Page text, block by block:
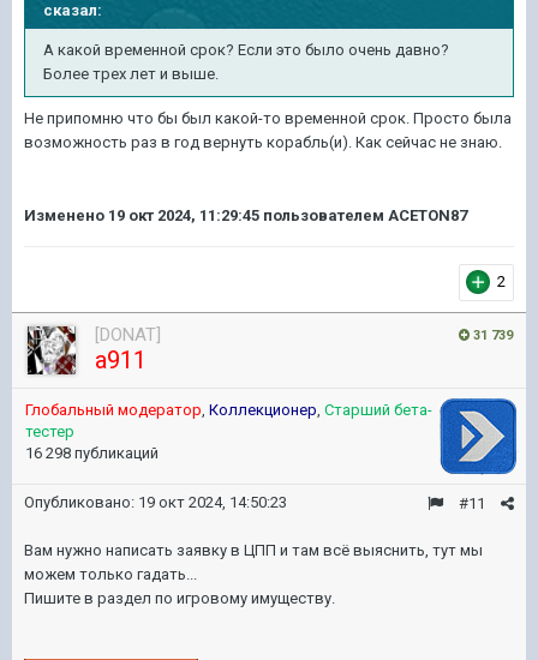
сказал:
А какой временной срок? Если это было очень давно?
Более трех лет и выше.
Не припомню что бы был какой-то временной срок. Просто была
возможность раз в год вернуть корабль(и). Как сейчас не знаю.
Изменено 19 окт 2024, 11:29:45 пользователем ACETON87
2
31 739
[DONAT]
a911
Глобальный модератор, Коллекционер, Старший бета-
тестер
16 298 публикаций
#11
Опубликовано: 19 окт 2024, 14:50:23
Вам нужно написать заявку в ЦПП и там всё выяснить, тут мы
можем только гадать...
Пишите в раздел по игровому имуществу.